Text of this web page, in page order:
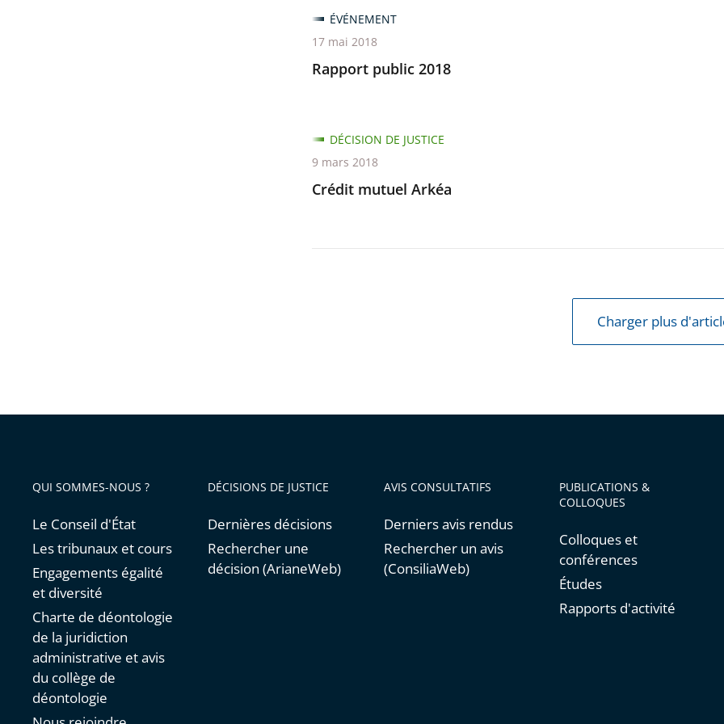
Rapport public 2018
ÉVÉNEMENT
17 mai 2018
Crédit mutuel Arkéa
DÉCISION DE JUSTICE
9 mars 2018
Charger plus
QUI SOMMES-NOUS ?
Le Conseil d'État
Les tribunaux et cours
Engagements égalité
et diversité
Charte de déontologie
de la juridiction
administrative et avis
du collège de
déontologie
DÉCISIONS DE JUSTICE
Dernières décisions
Rechercher une
décision (ArianeWeb)
AVIS CONSULTATIFS
Derniers avis rendus
Rechercher un avis
(ConsiliaWeb)
PUBLICATIONS &
COLLOQUES
Colloques et
conférences
Études
Rapports d'activité